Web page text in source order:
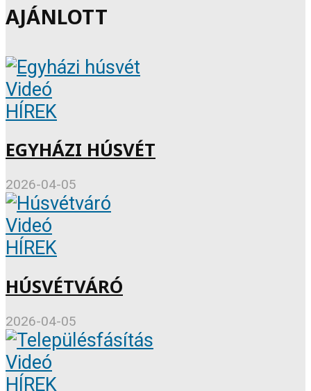
AJÁNLOTT
Videó
HÍREK
EGYHÁZI HÚSVÉT
2026-04-05
Videó
HÍREK
HÚSVÉTVÁRÓ
2026-04-05
Videó
HÍREK